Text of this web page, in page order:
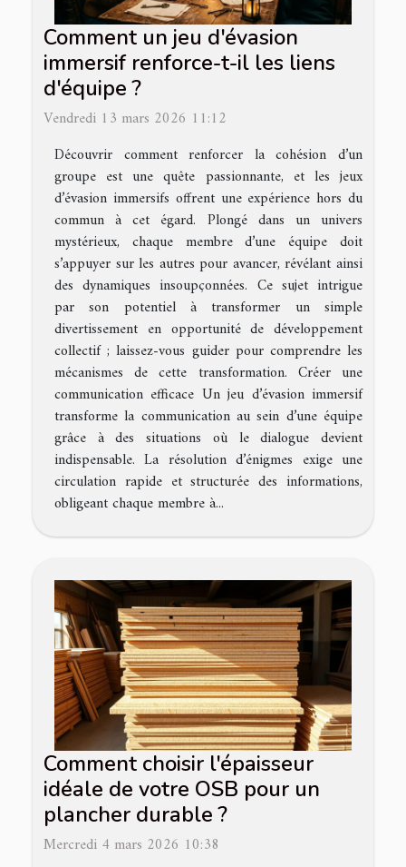
Comment un jeu d'évasion
immersif renforce-t-il les liens
d'équipe ?
Vendredi 13 mars 2026 11:12
Découvrir comment renforcer la cohésion d’un
groupe est une quête passionnante, et les jeux
d’évasion immersifs offrent une expérience hors du
commun à cet égard. Plongé dans un univers
mystérieux, chaque membre d’une équipe doit
s’appuyer sur les autres pour avancer, révélant ainsi
des dynamiques insoupçonnées. Ce sujet intrigue
par son potentiel à transformer un simple
divertissement en opportunité de développement
collectif ; laissez-vous guider pour comprendre les
mécanismes de cette transformation. Créer une
communication efficace Un jeu d’évasion immersif
transforme la communication au sein d’une équipe
grâce à des situations où le dialogue devient
indispensable. La résolution d’énigmes exige une
circulation rapide et structurée des informations,
obligeant chaque membre à...
Comment choisir l'épaisseur
idéale de votre OSB pour un
plancher durable ?
Mercredi 4 mars 2026 10:38